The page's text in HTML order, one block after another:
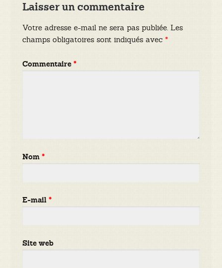
Laisser un commentaire
Votre adresse e-mail ne sera pas publiée. Les
champs obligatoires sont indiqués avec*
Commentaire*
Nom*
E-mail*
Site web